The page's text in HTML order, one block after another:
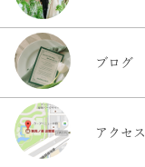
ブログ
アクセス